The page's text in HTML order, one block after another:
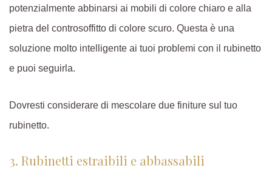
potenzialmente abbinarsi ai mobili di colore chiaro e alla
pietra del controsoffitto di colore scuro. Questa è una
soluzione molto intelligente ai tuoi problemi con il rubinetto
e puoi seguirla.
Dovresti considerare di mescolare due finiture sul tuo
rubinetto.
3. Rubinetti estraibili e abbassabili